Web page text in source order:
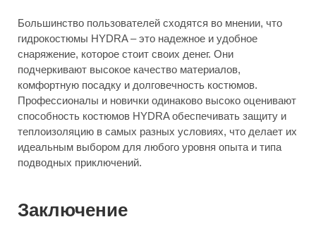
Большинство пользователей сходятся во мнении, что
гидрокостюмы HYDRA – это надежное и удобное
снаряжение, которое стоит своих денег. Они
подчеркивают высокое качество материалов,
комфортную посадку и долговечность костюмов.
Профессионалы и новички одинаково высоко оценивают
способность костюмов HYDRA обеспечивать защиту и
теплоизоляцию в самых разных условиях, что делает их
идеальным выбором для любого уровня опыта и типа
подводных приключений.
Заключение